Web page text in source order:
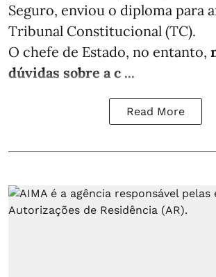
Seguro, enviou o diploma para
Tribunal Constitucional (TC).
O chefe de Estado, no entanto,
dúvidas sobre a c ...
Read More